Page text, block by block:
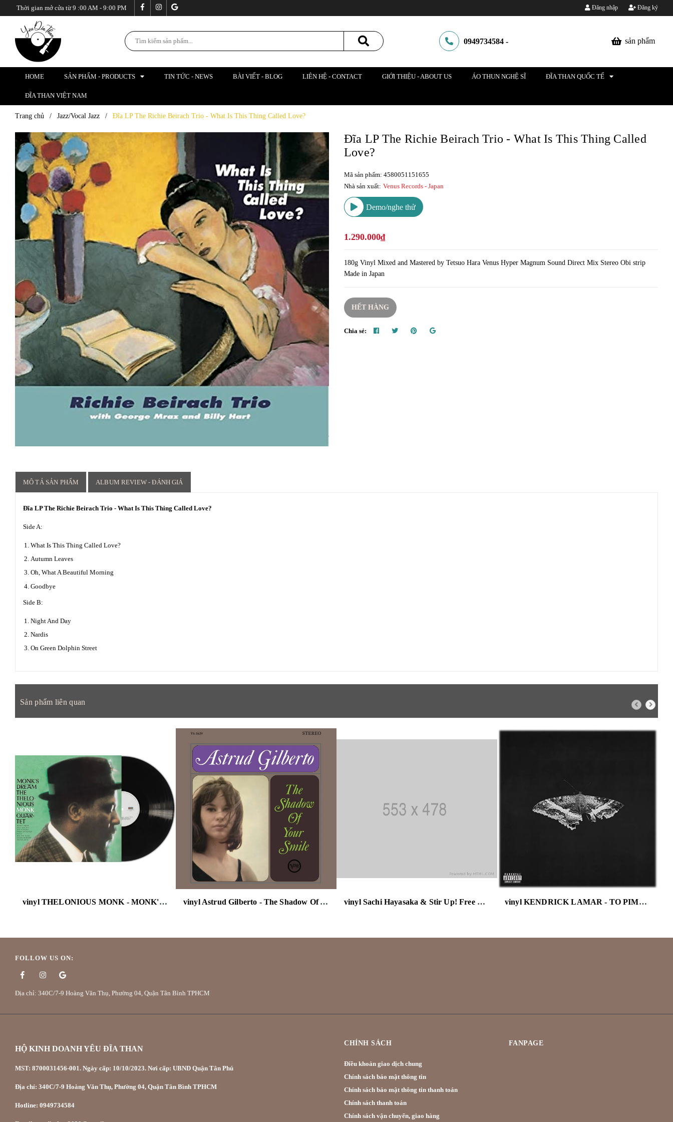
Thời gian mở cửa từ 9 :00 AM - 9:00 PM Đăng nhập Đăng ký
0949734584 - sản phẩm
HOME SẢN PHẨM - PRODUCTS TIN TỨC - NEWS BÀI VIẾT - BLOG LIÊN HỆ - CONTACT GIỚI THIỆU - ABOUT US ÁO THUN NGHỆ SĨ ĐĨA THAN QUỐC TẾ
ĐĨA THAN VIỆT NAM
Trang chủ / Jazz/Vocal Jazz / Đĩa LP The Richie Beirach Trio - What Is This Thing Called Love?
Đĩa LP The Richie Beirach Trio - What Is This Thing Called
Love?
Mã sản phẩm: 4580051151655
Nhà sản xuất: Venus Records - Japan
Demo/nghe thử
1.290.000₫
180g Vinyl Mixed and Mastered by Tetsuo Hara Venus Hyper Magnum Sound Direct Mix Stereo Obi strip
Made in Japan
HẾT HÀNG
Chia sẻ:
MÔ TẢ SẢN PHẨM ALBUM REVIEW - ĐÁNH GIÁ
Đĩa LP The Richie Beirach Trio - What Is This Thing Called Love?
Side A:
What Is This Thing Called Love?
Autumn Leaves
Oh, What A Beautiful Morning
Goodbye
Side B:
Night And Day
Nardis
On Green Dolphin Street
Sản phẩm liên quan
vinyl THELONIOUS MONK - MONK'S DREAM vinyl Astrud Gilberto - The Shadow Of Your Smile (Verve Acoustic Sounds Series) 180g LP vinyl Sachi Hayasaka & Stir Up! Free Fight LP vinyl KENDRICK LAMAR - TO PIMP A BUTTERFLY (X) (10 YEAR ANNIVERSARY EDITION/ALTERNATE AR )
FOLLOW US ON:
Địa chỉ: 340C/7-9 Hoàng Văn Thụ, Phường 04, Quận Tân Bình TPHCM
HỘ KINH DOANH YÊU ĐĨA THAN
MST: 8700031456-001. Ngày cấp: 10/10/2023. Nơi cấp: UBND Quận Tân Phú
Địa chỉ: 340C/7-9 Hoàng Văn Thụ, Phường 04, Quận Tân Bình TPHCM
Hotline: 0949734584
CHÍNH SÁCH
Điều khoản giao dịch chung
Chính sách bảo mật thông tin
Chính sách bảo mật thông tin thanh toán
Chính sách thanh toán
Chính sách vận chuyển, giao hàng
FANPAGE